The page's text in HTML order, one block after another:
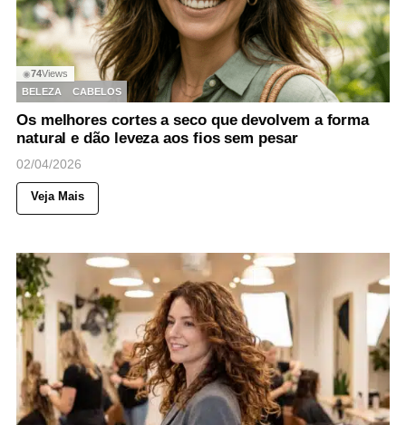
◉74Views
BELEZA
CABELOS
Os melhores cortes a seco que devolvem a forma
natural e dão leveza aos fios sem pesar
02/04/2026
Veja Mais